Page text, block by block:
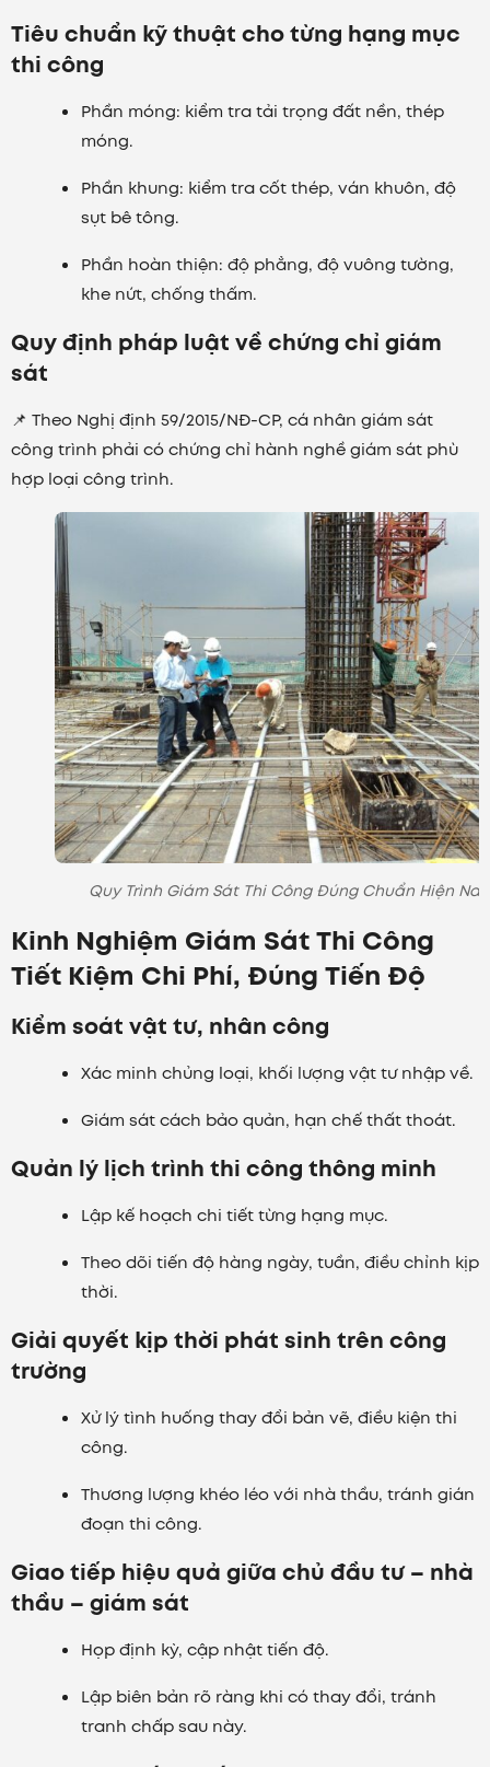
Tiêu chuẩn kỹ thuật cho từng hạng mục
thi công
Phần móng: kiểm tra tải trọng đất nền, thép
móng.
Phần khung: kiểm tra cốt thép, ván khuôn, độ
sụt bê tông.
Phần hoàn thiện: độ phẳng, độ vuông tường,
khe nứt, chống thấm.
Quy định pháp luật về chứng chỉ giám
sát
📌 Theo Nghị định 59/2015/NĐ-CP, cá nhân giám sát
công trình phải có chứng chỉ hành nghề giám sát phù
hợp loại công trình.
Quy Trình Giám Sát Thi Công Đúng Chuẩn Hiện Nay
Kinh Nghiệm Giám Sát Thi Công
Tiết Kiệm Chi Phí, Đúng Tiến Độ
Kiểm soát vật tư, nhân công
Xác minh chủng loại, khối lượng vật tư nhập về.
Giám sát cách bảo quản, hạn chế thất thoát.
Quản lý lịch trình thi công thông minh
Lập kế hoạch chi tiết từng hạng mục.
Theo dõi tiến độ hàng ngày, tuần, điều chỉnh kịp
thời.
Giải quyết kịp thời phát sinh trên công
trường
Xử lý tình huống thay đổi bản vẽ, điều kiện thi
công.
Thương lượng khéo léo với nhà thầu, tránh gián
đoạn thi công.
Giao tiếp hiệu quả giữa chủ đầu tư – nhà
thầu – giám sát
Họp định kỳ, cập nhật tiến độ.
Lập biên bản rõ ràng khi có thay đổi, tránh
tranh chấp sau này.